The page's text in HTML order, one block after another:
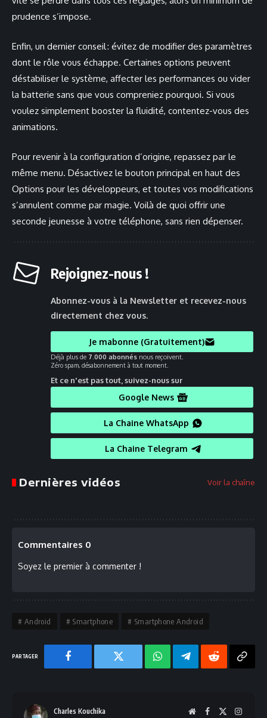
prudence s’impose.
Enfin, un dernier conseil : évitez de modifier des paramètres
dont le rôle vous échappe. Certaines options peuvent
déstabiliser le système, affecter les performances ou vider
la batterie sans que vous compreniez pourquoi. Si vous
voulez simplement booster la fluidité, contentez-vous des
animations.
Pour revenir à la configuration d’origine, repassez par le
même menu. Désactivez le bouton principal en haut des
Options pour les développeurs, et toutes vos modifications
s’annulent comme par magie. Voilà de quoi offrir une
seconde jeunesse à votre téléphone, sans rien dépenser.
Rejoignez-nous !
Abonnez-vous à la Newsletter et recevez-nous
directement chez vous.
Je mabonne (Gratuitement)
Déjà plus de 7.000 abonnés nous reçoivent.
Zéro spam, désabonnement à tout moment.
Et ce n'est pas tout, suivez-nous sur
Google News
La Chaine WhatsApp
La Chaine Telegram
Dernières vidéos Voir la chaîne
Commentaires 0
Soyez le premier à commenter !
Android Smartphone Smartphone Android
Facebook Twitter
Chaine
TelegramReddit
Charles Kouchika WebsiteFacebook